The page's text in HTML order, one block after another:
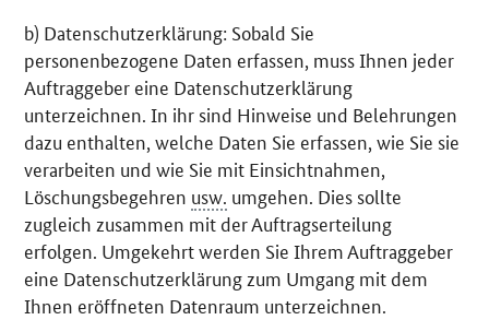
b) Datenschutzerklärung: Sobald Sie
personenbezogene Daten erfassen, muss Ihnen jeder
Auftraggeber eine Datenschutzerklärung
unterzeichnen. In ihr sind Hinweise und Belehrungen
dazu enthalten, welche Daten Sie erfassen, wie Sie sie
verarbeiten und wie Sie mit Einsichtnahmen,
Löschungsbegehren usw. umgehen. Dies sollte
zugleich zusammen mit der Auftragserteilung
erfolgen. Umgekehrt werden Sie Ihrem Auftraggeber
eine Datenschutzerklärung zum Umgang mit dem
Ihnen eröffneten Datenraum unterzeichnen.